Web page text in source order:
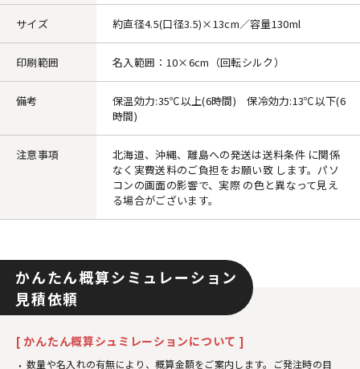
サイズ 約直径4.5(口径3.5)×13cm／容量130ml
印刷範囲 名入範囲：10×6cm（回転シルク）
備考
保温効力:35℃以上(6時間) 保冷効力:13℃以下(6
時間)
注意事項
北海道、沖縄、離島への発送は送料条件 に関係
なく実費送料のご負担をお願い致 します。パソ
コンの画面の影響で、実際 の色と異なって見え
る場合がございます。
かんたん概算シミュレーション
見積依頼
[ かんたん概算シュミレーションについて ]
数量や名入れの有無により、概算金額をご案内します。ご発注時の目